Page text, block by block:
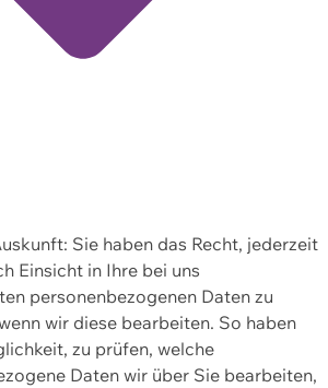
Sie haben das Recht, jederzeit
Einsicht in Ihre bei uns
personenbezogenen Daten zu
wir diese bearbeiten. So haben
zu prüfen, welche
Daten wir über Sie bearbeiten,